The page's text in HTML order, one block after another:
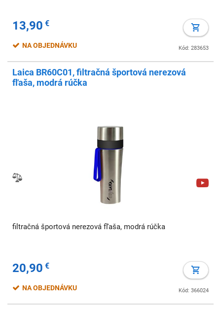
13,90 €
Kód: 283653
NA OBJEDNÁVKU
Laica BR60C01, filtračná športová nerezová
fľaša, modrá rúčka
filtračná športová nerezová fľaša, modrá rúčka
20,90 €
Kód: 366024
NA OBJEDNÁVKU